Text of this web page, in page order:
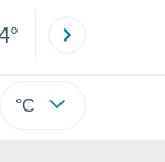
°C